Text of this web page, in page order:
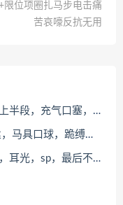
限位项圈扎马步电击痛
苦哀嚎反抗无用
，五花驷马拉扯股绳，马具口球，郊狼
具口球，跪缚放置
，最后不想要了不想要了